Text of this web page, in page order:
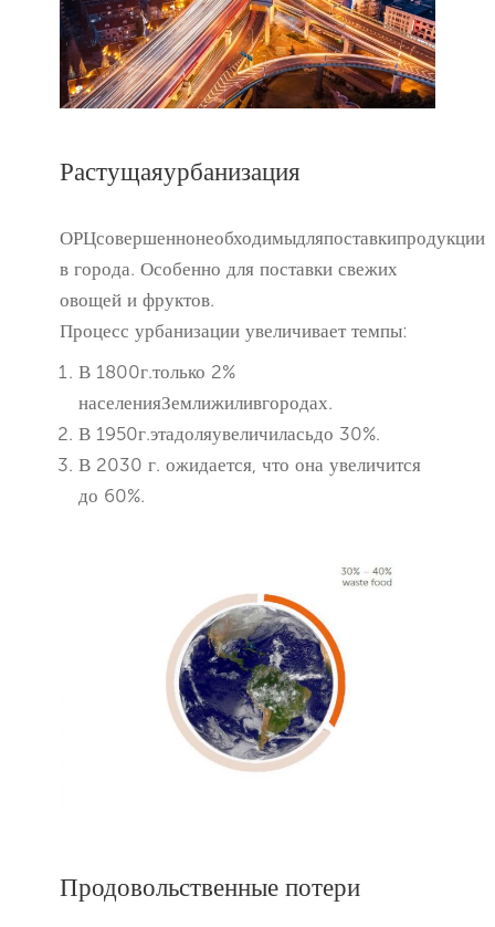
Растущаяурбанизация
ОРЦсовершеннонеобходимыдляпоставкипродукции
в города. Особенно для поставки свежих
овощей и фруктов.
Процесс урбанизации увеличивает темпы:
В 1800г.только 2%
населенияЗемлижиливгородах.
В 1950г.этадоляувеличиласьдо 30%.
В 2030 г. ожидается, что она увеличится
до 60%.
Продовольственные потери